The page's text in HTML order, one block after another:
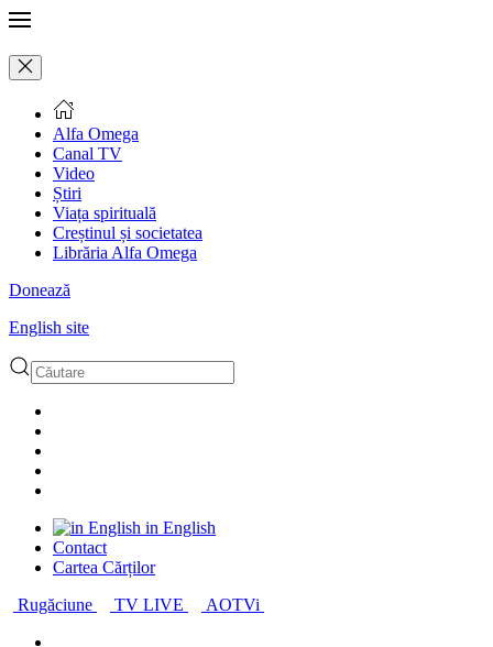
Alfa Omega
Canal TV
Video
Știri
Viața spirituală
Creștinul și societatea
Librăria Alfa Omega
Donează
English site
in English
Contact
Cartea Cărților
Rugăciune
TV LIVE AOTVi